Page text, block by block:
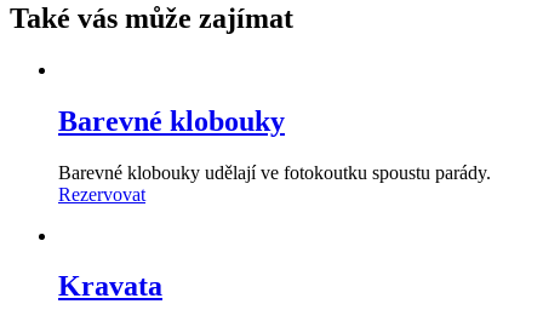
Také vás může zajímat
Barevné klobouky
Barevné klobouky udělají ve fotokoutku spoustu parády.
Rezervovat
Kravata